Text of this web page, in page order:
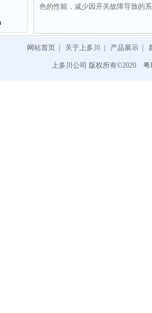
色的性能，减少因开关故障导致的
网站首页| 关于上多川 产品展示|
上多川公司 版权所有©2020 粤